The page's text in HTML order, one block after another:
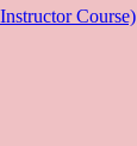
Course)